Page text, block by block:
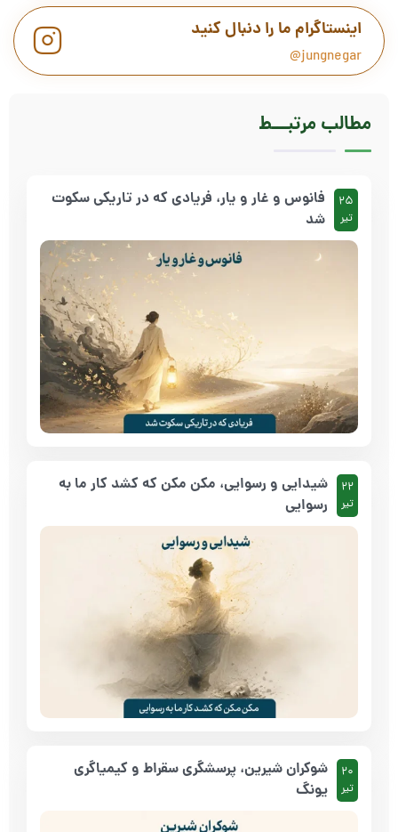
اینستاگرام ما را دنبال کنید
jungnegar@
مطالب مرتبـــط
25
تیر
فانوس و غار و یار، فریادی که در تاریکی سکوت
شد
22
تیر
شیدایی و رسوایی، مکن مکن که کشد کار ما به
رسوایی
20
تیر
شوکران شیرین، پرسشگری سقراط و کیمیاگری
یونگ